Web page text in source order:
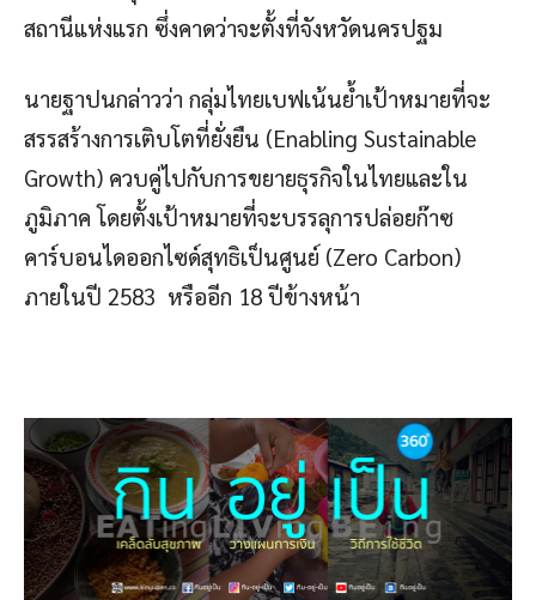
สถานีแห่งแรก ซึ่งคาดว่าจะตั้งที่จังหวัดนครปฐม
นายฐาปนกล่าวว่า กลุ่มไทยเบฟเน้นย้ำเป้าหมายที่จะ
สรรสร้างการเติบโตที่ยั่งยืน (Enabling Sustainable
Growth) ควบคู่ไปกับการขยายธุรกิจในไทยและใน
ภูมิภาค โดยตั้งเป้าหมายที่จะบรรลุการปล่อยก๊าซ
คาร์บอนไดออกไซด์สุทธิเป็นศูนย์ (Zero Carbon)
ภายในปี 2583 หรืออีก 18 ปีข้างหน้า